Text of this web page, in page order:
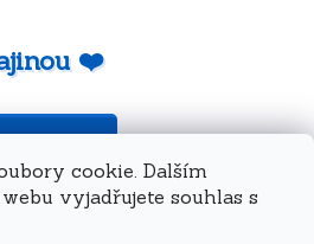
cookie. Dalším
vyjadřujete souhlas s
❤️